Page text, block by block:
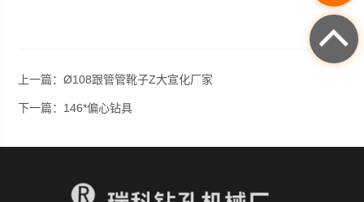
上一篇：Ø108跟管管靴子Z大宣化厂家
下一篇： 146*偏心钻具